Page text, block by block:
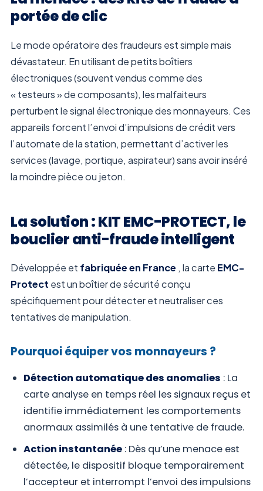
portée de clic
Le mode opératoire des fraudeurs est simple mais
dévastateur. En utilisant de petits boîtiers
électroniques (souvent vendus comme des
« testeurs » de composants), les malfaiteurs
perturbent le signal électronique des monnayeurs. Ces
appareils forcent l’envoi d’impulsions de crédit vers
l’automate de la station, permettant d’activer les
services (lavage, portique, aspirateur) sans avoir inséré
la moindre pièce ou jeton.
La solution : KIT EMC-PROTECT, le
bouclier anti-fraude intelligent
Développée et fabriquée en France , la carte EMC-
Protect est un boîtier de sécurité conçu
spécifiquement pour détecter et neutraliser ces
tentatives de manipulation.
Pourquoi équiper vos monnayeurs ?
Détection automatique des anomalies : La
carte analyse en temps réel les signaux reçus et
identifie immédiatement les comportements
anormaux assimilés à une tentative de fraude.
Action instantanée: Dès qu’une menace est
détectée, le dispositif bloque temporairement
l’accepteur et interrompt l’envoi des impulsions